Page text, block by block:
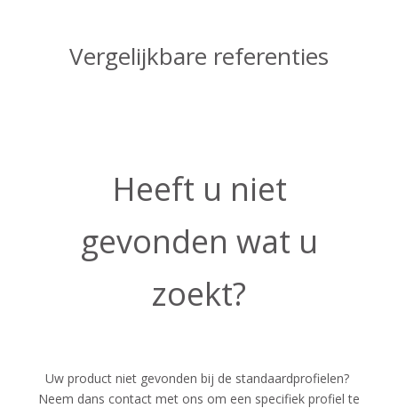
Vergelijkbare referenties
Heeft u niet
gevonden wat u
zoekt?
Uw product niet gevonden bij de standaardprofielen?
Neem dans contact met ons om een specifiek profiel te